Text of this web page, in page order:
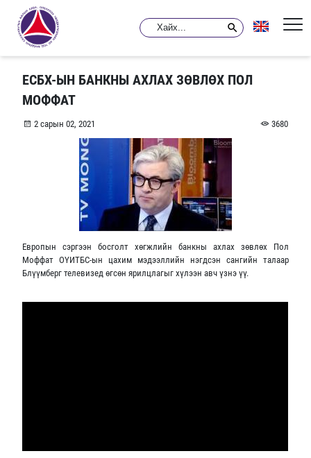
ЕСБХ-ЫН БАНКНЫ АХЛАХ ЗӨВЛӨХ ПОЛ
МОФФАТ
2 сарын 02, 2021 3680
Европын сэргээн босголт хөгжлийн банкны ахлах зөвлөх Пол
Моффат ОҮИТБС-ын цахим мэдээллийн нэгдсэн сангийн талаар
Блүүмберг телевизед өгсөн ярилцлагыг хүлээн авч үзнэ үү.